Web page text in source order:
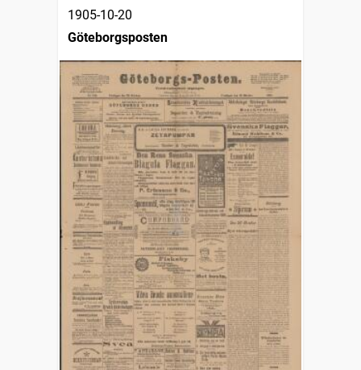
1905-10-20
Göteborgsposten